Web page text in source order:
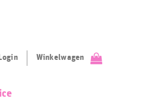
Login Winkelwagen